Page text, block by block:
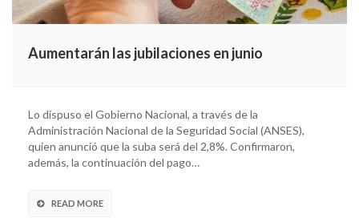
Aumentarán las jubilaciones en junio
Lo dispuso el Gobierno Nacional, a través de la
Administración Nacional de la Seguridad Social (ANSES),
quien anunció que la suba será del 2,8%. Confirmaron,
además, la continuación del pago…
READ MORE